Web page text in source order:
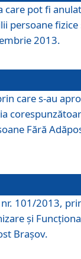
care pot fi
persoane fizice
2013.
care s-au
Fără
101/2013,
şi
Braşov.